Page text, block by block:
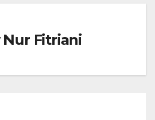
Nur Fitriani